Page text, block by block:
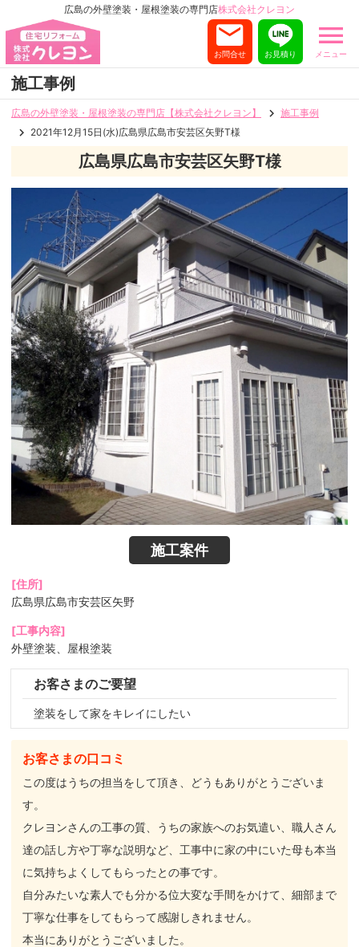
広島の外壁塗装・屋根塗装の専門店株式会社クレヨン
メニュー
お見積り
お問合せ
施工事例
広島の外壁塗装・屋根塗装の専門店【株式会社クレヨン】
施工事例
2021年12月15日(水)広島県広島市安芸区矢野T様
広島県広島市安芸区矢野T様
施工案件
[住所]
広島県広島市安芸区矢野
[工事内容]
外壁塗装、屋根塗装
お客さまのご要望
塗装をして家をキレイにしたい
お客さまの口コミ
この度はうちの担当をして頂き、どうもありがとうございま
す。
クレヨンさんの工事の質、うちの家族へのお気遣い、職人さん
達の話し方や丁寧な説明など、工事中に家の中にいた母も本当
に気持ちよくしてもらったとの事です。
自分みたいな素人でも分かる位大変な手間をかけて、細部まで
丁寧な仕事をしてもらって感謝しきれません。
本当にありがとうございました。